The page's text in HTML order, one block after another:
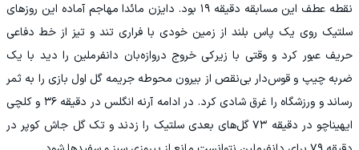
‫نقطه عطف این مسابقه دقیقه ۱۹ بود. دایزن مائدا مهاجم آماده این روزهای
سلتیک روی یک پاس بلند از زمین خودی با فراری تند و تیز از خط دفاعی
حریف عبور کرد و وقتی با زیرکی خروج دروازه‌بان دانفرملین را دید با یک
ضربه چیپ و قوس‌دار بی‌نقص از بیرون محوطه جریمه گل اول بازی را به ثمر
رساند و ورزشگاه را غرق شادی کرد. در ادامه آرنه انگلس در دقیقه ۳۶ و کلچی
ایهیناچو در دقیقه ۷۳ گل‌های بعدی سلتیک را زدند و تک گل جاش کوپر در